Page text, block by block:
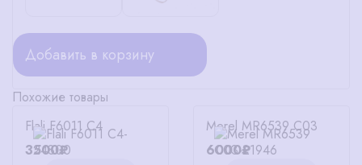
Добавить в корзину
Похожие товары
Flali F6011 C4
3500₽
Merel MR6539 C03
6000₽